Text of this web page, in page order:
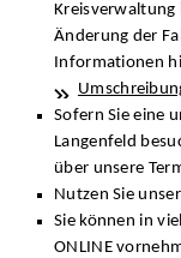
Änderung der
Informationen
Sofern Sie eine
Langenfeld
über unsere
Nutzen Sie
Sie können in
ONLINE